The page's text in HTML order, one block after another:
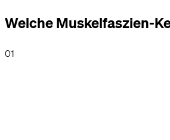
Welche Muskelfaszien-
01